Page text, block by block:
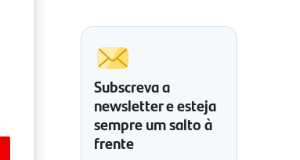
Subscreva a
newsletter e esteja
sempre um salto à
frente